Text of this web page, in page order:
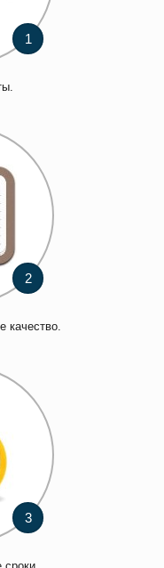
1
2
качество.
3